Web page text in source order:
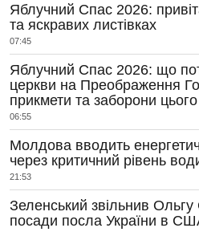
Яблучний Спас 2026:
та яскравих листівках
07:45
Яблучний Спас 2026: що
церкви на Преображення
прикмети та заборони
06:55
Молдова вводить
через критичний рівень
21:53
Зеленський звільнив
посади посла України в